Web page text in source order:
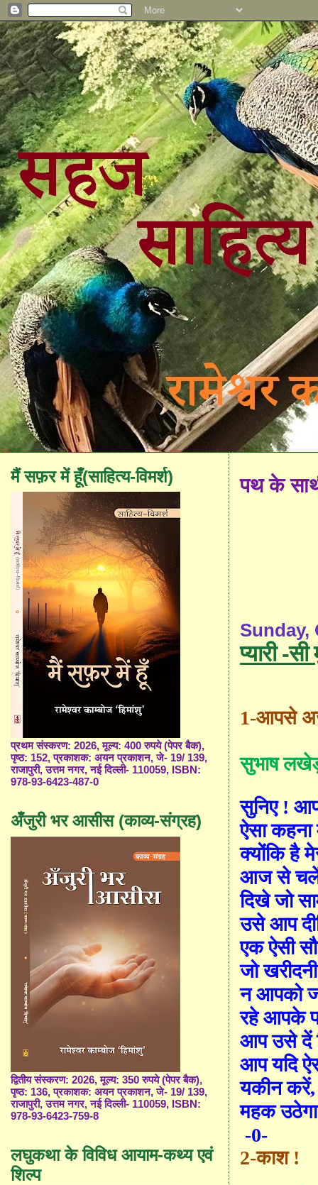
पथ के
Sunday,
प्यारी -
1-आपसे
सुभाष
सुनिए!
ऐसा कहना
क्योंकि है
आज से चलें
दिखे जो
उसे आप
एक ऐसी
जो
न आपको
रहे आपके
आप उसे दें
आप यदि
यकीन करें
महक
-0-
2-काश!
मैं सफ़र में हूँ(साहित्य-विमर्श)
प्रथम संस्करण: 2026, मूल्य: 400 रुपये (पेपर बैक),
पृष्ठ: 152, प्रकाशक: अयन प्रकाशन, जे- 19/ 139,
राजापुरी, उत्तम नगर, नई दिल्ली- 110059, ISBN:
978-93-6423-487-0
अँजुरी भर आसीस (काव्य-संग्रह)
द्वितीय संस्करण: 2026, मूल्य: 350 रुपये (पेपर बैक),
पृष्ठ: 136, प्रकाशक: अयन प्रकाशन, जे- 19/ 139,
राजापुरी, उत्तम नगर, नई दिल्ली- 110059, ISBN:
978-93-6423-759-8
लघुकथा के विविध आयाम-कथ्य एवं
शिल्प